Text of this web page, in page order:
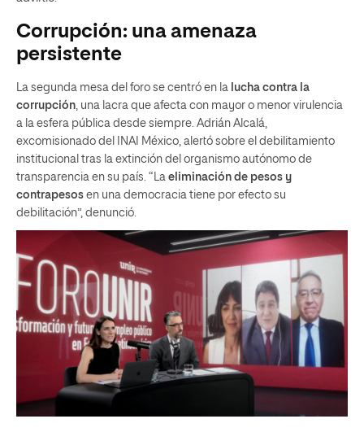
Corrupción: una amenaza
persistente
La segunda mesa del foro se centró en la
lucha contra la
corrupción , una lacra que afecta con mayor o menor virulencia
a la esfera pública desde siempre. Adrián Alcalá,
excomisionado del INAI México, alertó sobre el debilitamiento
institucional tras la extinción del organismo autónomo de
transparencia en su país. “La eliminación de pesos y
contrapesos en una democracia tiene por efecto su
debilitación”, denunció.